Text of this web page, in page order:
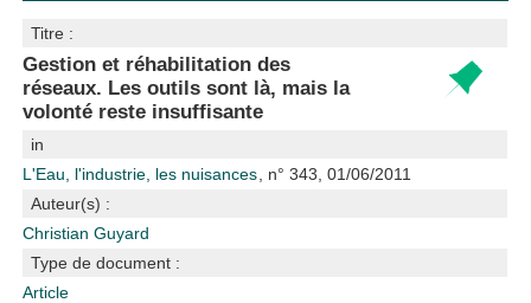
Titre :
Gestion et réhabilitation des
réseaux. Les outils sont là, mais la
volonté reste insuffisante
in
L'Eau, l'industrie, les nuisances , n° 343, 01/06/2011
Auteur(s) :
Christian Guyard
Type de document :
Article